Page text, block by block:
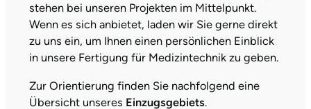
stehen bei unseren Projekten im Mittelpunkt.
Wenn es sich anbietet, laden wir Sie gerne direkt
zu uns ein, um Ihnen einen persönlichen Einblick
in unsere Fertigung für Medizintechnik zu geben.
Zur Orientierung finden Sie nachfolgend eine
Übersicht unseres Einzugsgebiets.